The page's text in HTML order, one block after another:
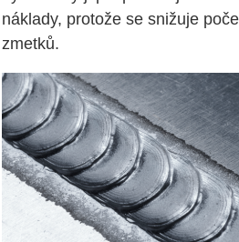
náklady, protože se snižuje
zmetků.